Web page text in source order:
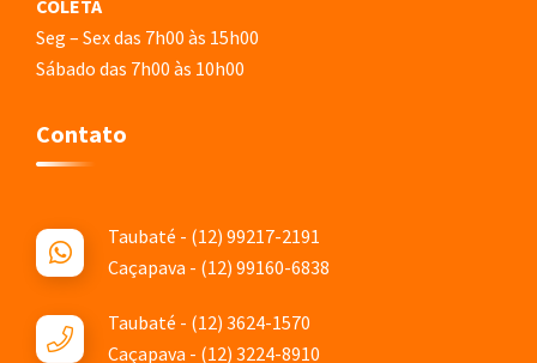
COLETA
Seg – Sex das 7h00 às 15h00
Sábado das 7h00 às 10h00
Contato
Taubaté - (12) 99217-2191
Caçapava - (12) 99160-6838
Taubaté - (12) 3624-1570
Caçapava - (12) 3224-8910